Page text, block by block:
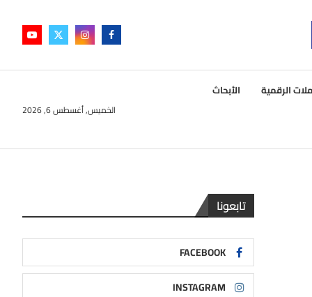
الرقمية الأبحاث
الخميس, أغسطس 6, 2026
تابعونا
FACEBOOK
INSTAGRAM